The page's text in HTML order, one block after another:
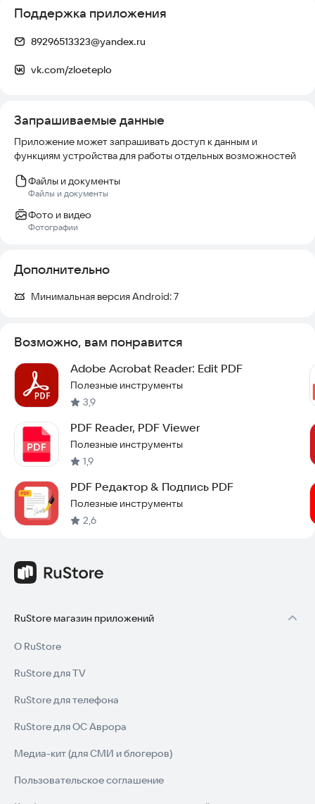
Поддержка приложения
89296513323@yandex.ru
vk.com/zloeteplo
Запрашиваемые данные
Приложение может запрашивать доступ к данным и
функциям устройства для работы отдельных возможностей
Файлы и документы
Файлы и документы
Фото и видео
Фотографии
Дополнительно
Минимальная версия Android:7
Возможно, вам понравится
Adobe Acrobat Reader: Edit PDF
Полезные инструменты
3,9
PDF Reader, PDF Viewer
Полезные инструменты
1,9
PDF Редактор & Подпись PDF
Полезные инструменты
2,6
RuStore магазин приложений
О RuStore
RuStore для TV
RuStore для телефона
RuStore для ОС Аврора
Медиа-кит (для СМИ и блогеров)
Пользовательское соглашение